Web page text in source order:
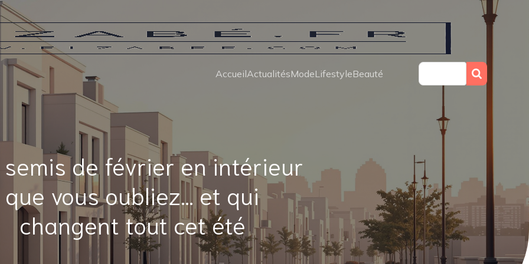
AccueilActualitésModeLifestyleBeauté
semis de février en intérieur
que vous oubliez… et qui
changent tout cet été